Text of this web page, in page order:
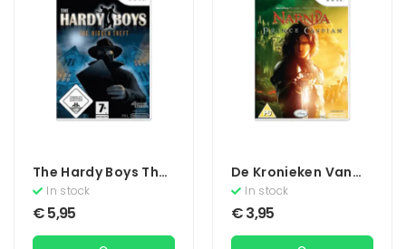
The Hardy Boys The
Hidden Theft
In stock
€5,95
De Kronieken Van
Narnia Prins
Caspian
In stock
€3,95